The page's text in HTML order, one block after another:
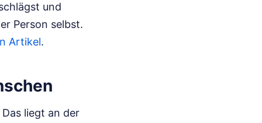
und
Person selbst.
Artikel.
liegt an der